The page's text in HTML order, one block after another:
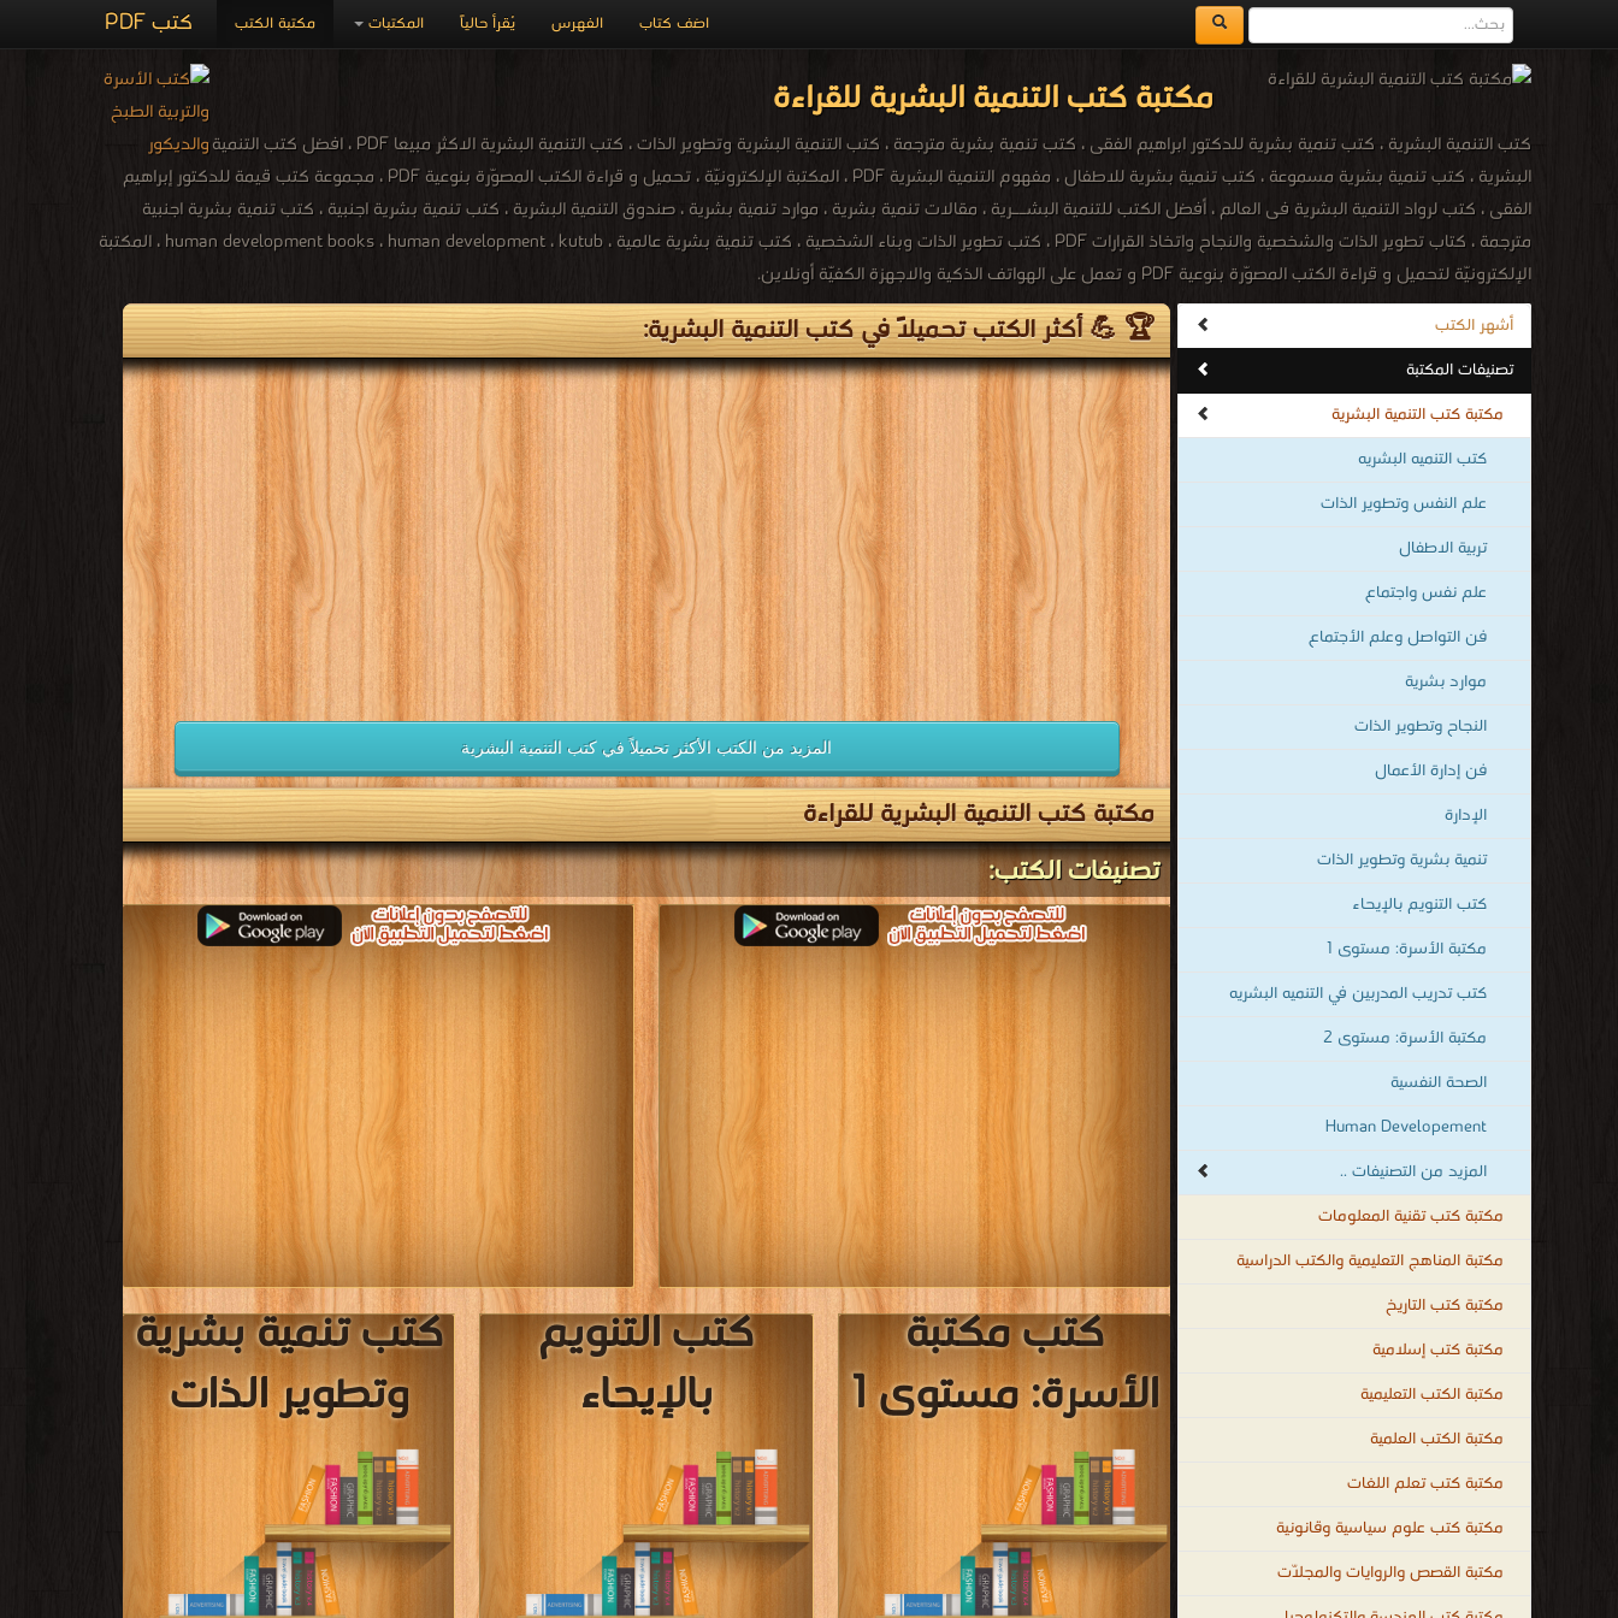
كتب PDF مكتبة الكتب المكتبات يُقرأ حالياً الفهرس اضف كتاب
مكتبة كتب التنمية البشرية للقراءة
كتب التنمية البشرية ، كتب تنمية بشرية للدكتور ابراهيم الفقى ، كتب تنمية بشرية مترجمة ، كتب التنمية البشرية وتطوير الذات ، كتب التنمية البشرية الاكثر مبيعا PDF ، افضل كتب التنمية
البشرية ، كتب تنمية بشرية مسموعة ، كتب تنمية بشرية للاطفال ، مفهوم التنمية البشرية PDF ، المكتبة الإلكترونيّة ، تحميل و قراءة الكتب المصوّرة بنوعية PDF ، مجموعة كتب قيمة للدكتور إبراهيم
الفقى ، كتب لرواد التنمية البشرية فى العالم ، أفضل الكتب للتنمية البشــرية ، مقالات تنمية بشرية ، موارد تنمية بشرية ، صندوق التنمية البشرية ، كتب تنمية بشرية اجنبية ، كتب تنمية بشرية اجنبية
مترجمة ، كتاب تطوير الذات والشخصية والنجاح واتخاذ القرارات PDF ، كتب تطوير الذات وبناء الشخصية ، كتب تنمية بشرية عالمية ، human development books ، human development ، kutub ، المكتبة
الإلكترونيّة لتحميل و قراءة الكتب المصوّرة بنوعية PDF و تعمل على الهواتف الذكية والاجهزة الكفيّة أونلاين.
أشهر الكتب
تصنيفات المكتبة
مكتبة كتب التنمية البشرية
كتب التنميه البشريه
علم النفس وتطوير الذات
تربية الاطفال
علم نفس واجتماع
فن التواصل وعلم الأجتماع
موارد بشرية
النجاح وتطوير الذات
فن إدارة الأعمال
الإدارة
تنمية بشرية وتطوير الذات
كتب التنويم بالإيحاء
مكتبة الأسرة: مستوى 1
كتب تدريب المدربين في التنميه البشريه
مكتبة الأسرة: مستوى 2
الصحة النفسية
Human Developement
المزيد من التصنيفات ..
مكتبة كتب تقنية المعلومات
مكتبة المناهج التعليمية والكتب الدراسية
مكتبة كتب التاريخ
مكتبة كتب إسلامية
مكتبة الكتب التعليمية
مكتبة الكتب العلمية
مكتبة كتب تعلم اللغات
مكتبة كتب علوم سياسية وقانونية
مكتبة القصص والروايات والمجلّات
🏆 💪 أكثر الكتب تحميلاً في كتب التنمية البشرية:
المزيد من الكتب الأكثر تحميلاً في كتب التنمية البشرية
مكتبة كتب التنمية البشرية للقراءة
تصنيفات الكتب:
كتب تنمية بشرية
وتطوير الذات
كتب التنويم
بالإيحاء
كتب مكتبة
الأسرة: مستوى 1